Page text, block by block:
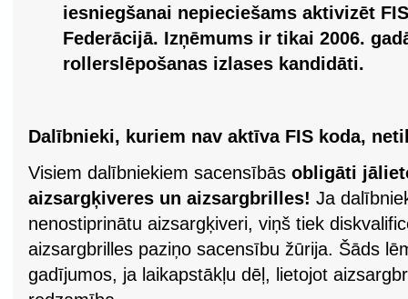
iesniegšanai nepieciešams aktivizēt
Federācijā. Izņēmums ir tikai 2006.
rollerslēpošanas izlases kandidāti.
Dalībnieki, kuriem nav aktīva FIS koda,
Visiem dalībniekiem sacensībās obligāti
aizsargķiveres un aizsargbrilles! Ja
nenostiprinātu aizsargķiveri, viņš tiek
aizsargbrilles paziņo sacensību žūrija. Šāds
gadījumos, ja laikapstākļu dēļ, lietojot